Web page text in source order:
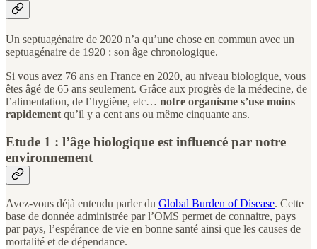
Un septuagénaire de 2020 n’a qu’une chose en commun avec un
septuagénaire de 1920 : son âge chronologique.
Si vous avez 76 ans en France en 2020, au niveau biologique, vous
êtes âgé de 65 ans seulement. Grâce aux progrès de la médecine, de
l’alimentation, de l’hygiène, etc… notre organisme s’use moins
rapidement qu’il y a cent ans ou même cinquante ans.
Etude 1 : l’âge biologique est influencé par notre
environnement
Avez-vous déjà entendu parler du Global Burden of Disease. Cette
base de donnée administrée par l’OMS permet de connaitre, pays
par pays, l’espérance de vie en bonne santé ainsi que les causes de
mortalité et de dépendance.